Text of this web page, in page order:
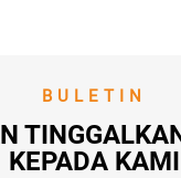
BULETIN
KEPADA KAMI